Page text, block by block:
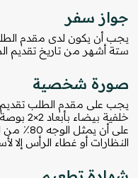
جواز سفر
يجب أن يكون لدى مقدم
ستة أشهر من تاريخ تقديم
صورة شخصية
يجب على مقدم الطلب
خلفية
على أن
النظارات أو غطاء الرأس إلا